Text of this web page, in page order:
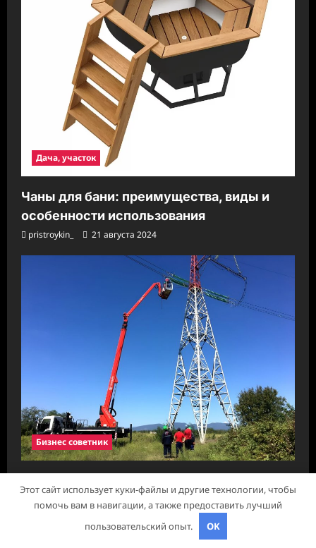
Дача, участок
Чаны для бани: преимущества, виды и
особенности использования
pristroykin_ 21 августа 2024
Бизнес советник
Этот сайт использует куки-файлы и другие технологии, чтобы
помочь вам в навигации, а также предоставить лучший
пользовательский опыт.
OK